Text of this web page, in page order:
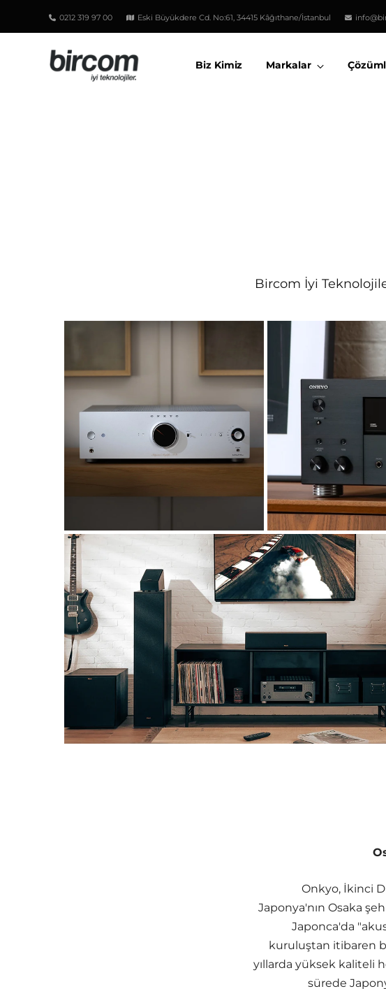
0212 319 97 00 Eski Büyükdere Cd. No:61, 34415 Kâğıthane/İstanbul
Biz Kimiz Markalar
Bircom İyi
Onkyo, İkinci
Japonya'nın Osaka
Japonca'da
kuruluştan itibaren
yıllarda yüksek kaliteli
sürede